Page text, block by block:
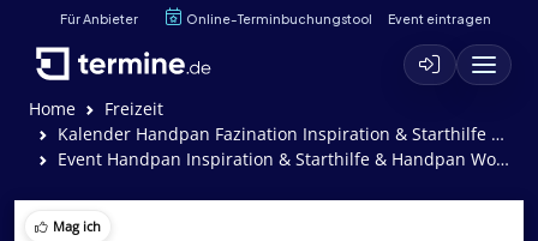
Für Anbieter Online-Terminbuchungstool Event eintragen
Home
Freizeit
Kalender Handpan Fazination Inspiration & Starthilfe & Workshop
Event Handpan Inspiration & Starthilfe & Handpan Workshops
Mag ich